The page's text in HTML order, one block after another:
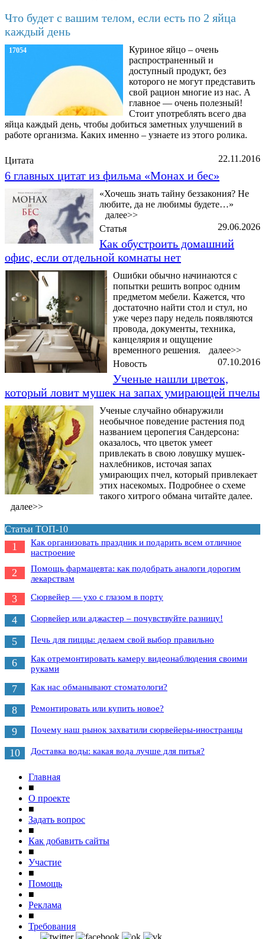
Что будет с вашим телом, если есть по 2 яйца
каждый день
17054
Куриное яйцо – очень
распространенный и
доступный продукт, без
которого не могут представить
свой рацион многие из нас. А
главное — очень полезный!
Стоит употреблять всего два
яйца каждый день, чтобы добиться заметных улучшений в
работе организма. Каких именно – узнаете из этого ролика.
22.11.2016
Цитата
6 главных цитат из фильма «Монах и бес»
«Хочешь знать тайну беззакония? Не
любите, да не любимы будете…»
далее>>
29.06.2026
Статья
Как обустроить домашний
офис, если отдельной комнаты нет
Ошибки обычно начинаются с
попытки решить вопрос одним
предметом мебели. Кажется, что
достаточно найти стол и стул, но
уже через пару недель появляются
провода, документы, техника,
канцелярия и ощущение
временного решения.
далее>>
07.10.2016
Новость
Ученые нашли цветок,
который ловит мушек на запах умирающей пчелы
Ученые случайно обнаружили
необычное поведение растения под
названием церопегия Сандерсона:
оказалось, что цветок умеет
привлекать в свою ловушку мушек-
нахлебников, источая запах
умирающих пчел, который привлекает
этих насекомых. Подробнее о схеме
такого хитрого обмана читайте далее.
далее>>
Статьи ТОП-10
1
Как организовать праздник и подарить всем отличное
настроение
2
Помощь фармацевта: как подобрать аналоги дорогим
лекарствам
3 Сюрвейер — ухо с глазом в порту
4 Сюрвейер или аджастер – почувствуйте разницу!
5 Печь для пиццы: делаем свой выбор правильно
6
Как отремонтировать камеру видеонаблюдения своими
руками
7 Как нас обманывают стоматологи?
8 Ремонтировать или купить новое?
9 Почему наш рынок захватили сюрвейеры-иностранцы
10 Доставка воды: какая вода лучше для питья?
Главная
■
О проекте
■
Задать вопрос
■
Как добавить сайты
■
Участие
■
Помощь
■
Реклама
■
Требования